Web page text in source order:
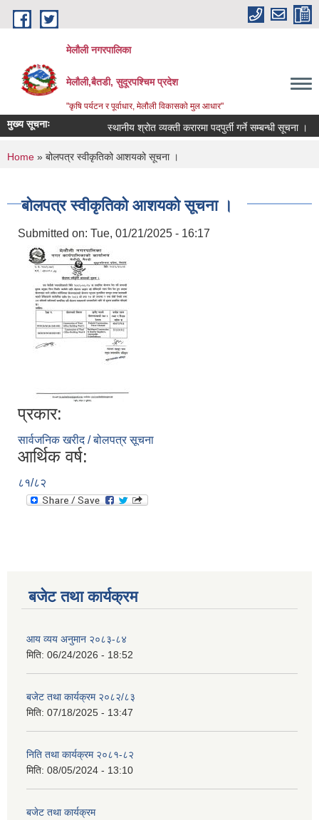
Skip to main content
मेलौली नगरपालिका
मेलौली,बैतडी, सुदूरपश्‍चिम प्रदेश
"कृषि पर्यटन र पूर्वाधार, मेलौली विकासको मुल आधार"
मुख्य सूचनाः स्थानीय श्रोत व्यक्ती करारमा पदपुर्ती गर्ने सम्बन्धी सूचना ।
You are here
Home » बोलपत्र स्वीकृतिको आशयको सूचना ।
बोलपत्र स्वीकृतिको आशयको सूचना ।
Submitted on: Tue, 01/21/2025 - 16:17
प्रकार:
सार्वजनिक खरीद / बोलपत्र सूचना
आर्थिक वर्ष:
८१/८२
बजेट तथा कार्यक्रम
आय व्यय अनुमान २०८३-८४
मिति: 06/24/2026 - 18:52
बजेट तथा कार्यक्रम २०८२/८३
मिति: 07/18/2025 - 13:47
निति तथा कार्यक्रम २०८१-८२
मिति: 08/05/2024 - 13:10
बजेट तथा कार्यक्रम